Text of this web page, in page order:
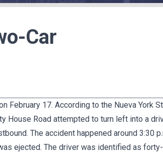
Car
February 17. According to the Nueva York
House Road attempted to turn left into a
The accident happened around 3:30
ejected. The driver was identified as